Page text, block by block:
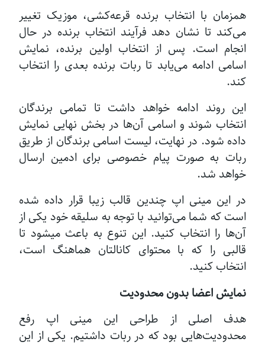
همزمان با انتخاب برنده قرعه‌کشی، موزیک تغییر
می‌کند تا نشان دهد فرآیند انتخاب برنده در حال
انجام است. پس از انتخاب اولین برنده، نمایش
اسامی ادامه می‌یابد تا ربات برنده بعدی را انتخاب
کند.
این روند ادامه خواهد داشت تا تمامی برندگان
انتخاب شوند و اسامی آن‌ها در بخش نهایی نمایش
داده شود. در نهایت، لیست اسامی برندگان از طریق
ربات به صورت پیام خصوصی برای ادمین ارسال
خواهد شد.
در این مینی اپ چندین قالب زیبا قرار داده شده
است که شما می‌توانید با توجه به سلیقه خود یکی از
آن‌ها را انتخاب کنید. این تنوع به باعث میشود تا
قالبی را که با محتوای کانالتان هماهنگ است،
انتخاب کنید.
نمایش اعضا بدون محدودیت
هدف اصلی از طراحی این مینی اپ رفع
محدودیت‌هایی بود که در ربات داشتیم. یکی از این